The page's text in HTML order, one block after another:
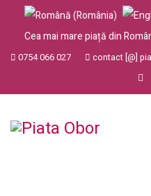
Cea mai mare piață din
0754 066 027 contact [@]